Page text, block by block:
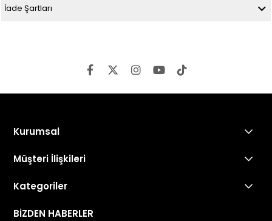
İade Şartları
Kurumsal
Müşteri İlişkileri
Kategoriler
BİZDEN HABERLER